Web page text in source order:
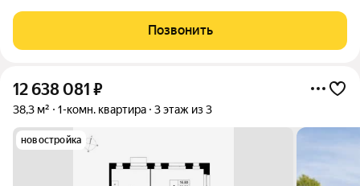
с большой комнатой (19.7 кв.м.), кухней (8.1 кв.м.),
совмещенным с/у (4.8 кв.м.),
Позвонить
12 638 081 ₽
38,3 м² 1-комн. квартира 3 этаж из 3
новостройка